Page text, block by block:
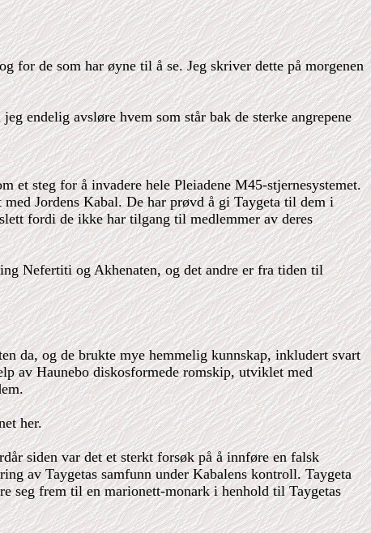
for de som har øyne til å se. Jeg skriver dette på morgenen
endelig avsløre hvem som står bak de sterke angrepene
et steg for å invadere hele Pleiadene M45-stjernesystemet.
Jordens Kabal. De har prøvd å gi Taygeta til dem i
fordi de ikke har tilgang til medlemmer av deres
Nefertiti og Akhenaten, og det andre er fra tiden til
da, og de brukte mye hemmelig kunnskap, inkludert svart
av Haunebo diskosformede romskip, utviklet med
her.
siden var det et sterkt forsøk på å innføre en falsk
av Taygetas samfunn under Kabalens kontroll. Taygeta
seg frem til en marionett-monark i henhold til Taygetas